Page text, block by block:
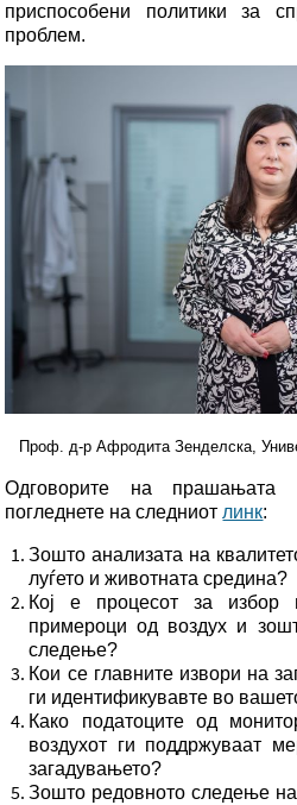
приспособени политики за
проблем.
Проф. д-р Афродита Зенделска,
Одговорите на
погледнете на следниот линк:
Зошто анализата на
луѓето и животната средина?
Кој е процесот за избор
примероци од воздух и
следење?
Кои се главните извори на
ги идентификувавте во
Како податоците од
воздухот ги поддржуваат
загадувањето?
Зошто редовното следење на